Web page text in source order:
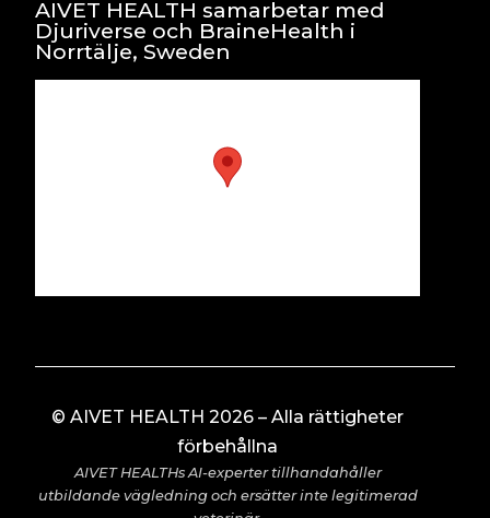
AIVET HEALTH samarbetar med
Djuriverse och BraineHealth i
Norrtälje, Sweden
© AIVET HEALTH 2026 – Alla rättigheter
förbehållna
AIVET HEALTHs AI-experter tillhandahåller
utbildande vägledning och ersätter inte legitimerad